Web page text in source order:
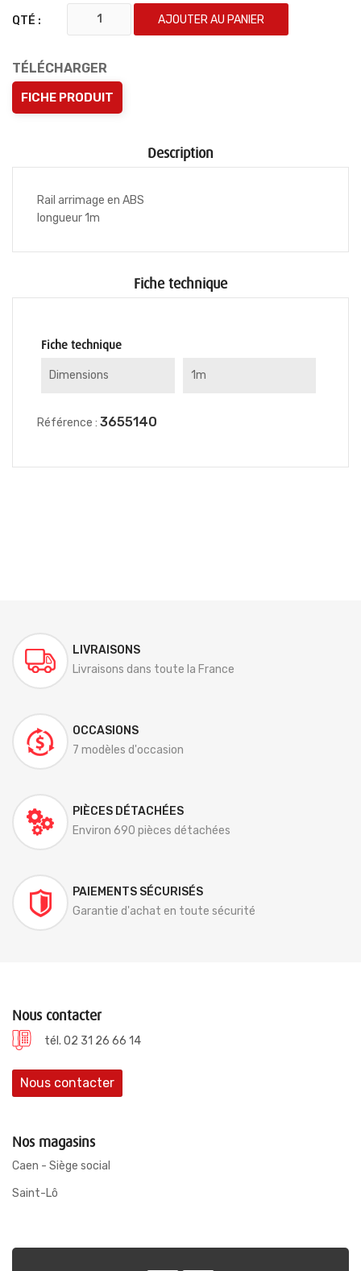
QTÉ : AJOUTER AU PANIER
TÉLÉCHARGER
FICHE PRODUIT
Description
Rail arrimage en ABS
longueur 1m
Fiche technique
Fiche technique
Dimensions 1m
Référence : 3655140
LIVRAISONS
Livraisons dans toute la France
OCCASIONS
7 modèles d'occasion
PIÈCES DÉTACHÉES
Environ 690 pièces détachées
PAIEMENTS SÉCURISÉS
Garantie d'achat en toute sécurité
Nous contacter
tél. 02 31 26 66 14
Nous contacter
Nos magasins
Caen - Siège social
Saint-Lô